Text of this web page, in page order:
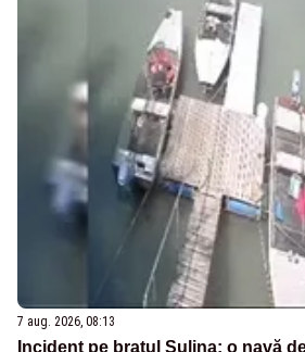
7 aug. 2026, 08:13
Incident pe brațul Sulina: o navă